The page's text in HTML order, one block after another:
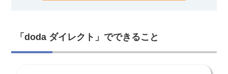
「doda ダイレクト」でできること